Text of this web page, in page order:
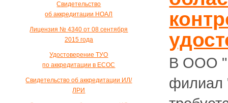
Свидетельство
об аккредитации НОАЛ
Лицензия № 4340 от 08 сентября
2015 года
Удостоверение ТУО
по аккредитации в ЕСОС
Свидетельство об аккредитации ИЛ/
ЛРИ
В ООО
филиал